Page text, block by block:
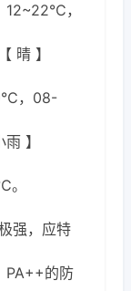
12~22℃，
晴 】
，08-
】
强，应特
PA++的防